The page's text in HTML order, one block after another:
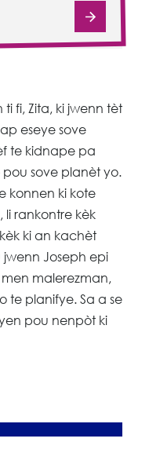
fi, Zita, ki jwenn tèt
eseye sove
te kidnape pa
sove planèt yo.
konnen ki kote
rankontre kèk
ki an kachèt
Joseph epi
malerezman,
te planifye. Sa a se
pou nenpòt ki